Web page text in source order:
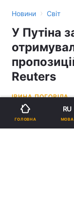
Новини › Світ
У Путіна
Reuters
ІРИНА ПОГОРІЛА
08:17, 10.02.25
ГОЛОВНА
RU
МОВА